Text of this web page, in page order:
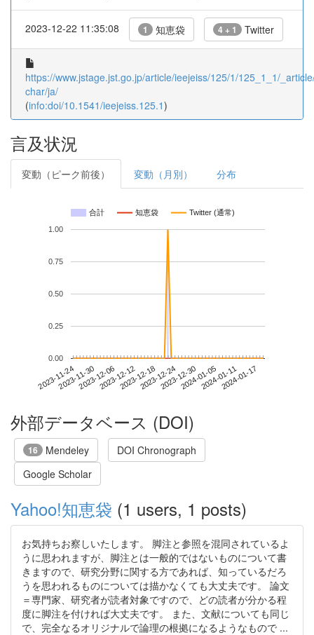
2023-12-22 11:35:08 1 知恵袋 4 + 1 Twitter
https://www.jstage.jst.go.jp/article/ieejeiss/125/1/125_1_1/
char/ja/
(info:doi/10.1541/ieejeiss.125.1)
言及状況
変動（ピーク前後） 変動（月別） 分布
合計 知恵袋 Twitter (通常)
2023-11-242023-11-302023-12-062023-12-122023-12-182023-12-242023-12-302024-01-052024-01-112024-01-17
0.00
0.25
0.50
0.75
1.00
外部データベース (DOI)
16 Mendeley
DOI Chronograph
Google Scholar
Yahoo!知恵袋 (1 users, 1 posts)
お気持ちお察しいたします。 脚注と参照を混同されているよ
うに思われますが、脚注とは一般的ではないものについて書
きますので、研究分野に関する方であれば、知っているだろ
うを思われるものについては描かなくても大丈夫です。 論文
＝専門家、研究者が読者対象ですので、どの読者が分かる程
度に脚注を付ければ大丈夫です。 また、文献についても同じ
で、完全なるオリジナルで論理の根拠になるようなもので ...